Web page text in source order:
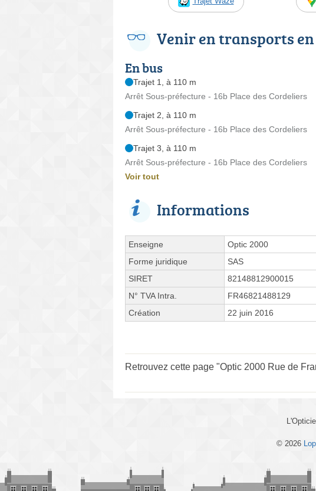
Venir en transports
En bus
Trajet 1, à 110 m
Arrêt Sous-préfecture - 16b Place des Cordeliers
Trajet 2, à 110 m
Arrêt Sous-préfecture - 16b Place des Cordeliers
Trajet 3, à 110 m
Arrêt Sous-préfecture - 16b Place des Cordeliers
Voir tout
Informations
Enseigne
Optic 2000
Forme juridique
SAS
SIRET
82148812900015
N° TVA Intra.
FR46821488129
Création
22 juin 2016
Retrouvez cette page "Optic 2000 Rue de
© 2026